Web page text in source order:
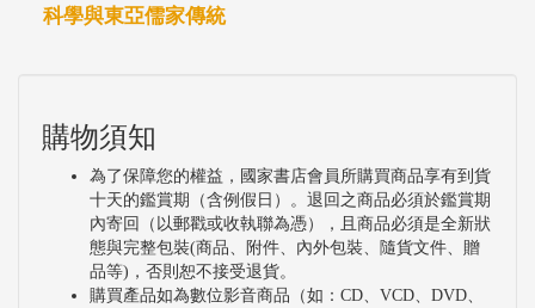
科學與東亞儒家傳統
購物須知
為了保障您的權益，國家書店會員所購買商品享有到貨
十天的鑑賞期（含例假日）。退回之商品必須於鑑賞期
內寄回（以郵戳或收執聯為憑），且商品必須是全新狀
態與完整包裝(商品、附件、內外包裝、隨貨文件、贈
品等)，否則恕不接受退貨。
購買產品如為數位影音商品（如：CD、VCD、DVD、